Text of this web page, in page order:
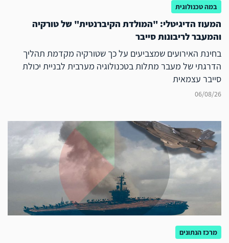
במה טכנולוגית
המעוז הדיגיטלי: "המולדת הקיברנטית" של טורקיה
והמעבר לריבונות סייבר
בחינת האירועים שמצביעים על כך שטורקיה מקדמת תהליך
הדרגתי של מעבר מתלות בטכנולוגיה מערבית לבניית יכולת
סייבר עצמאית
06/08/26
מרכז הנתונים